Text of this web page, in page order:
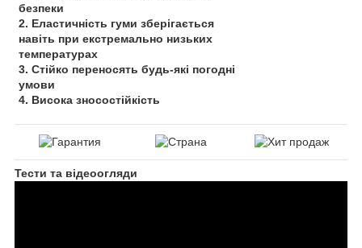
безпеки
2. Еластичність гуми зберігається
навіть при екстремально низьких
температурах
3. Стійко переносять будь-які погодні
умови
4. Висока зносостійкість
Тести та відеоогляди